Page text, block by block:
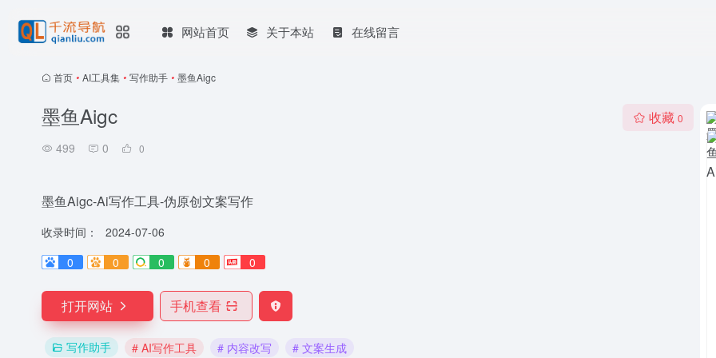
网站首页 关于本站 在线留言
首页 • AI工具集 • 写作助手 • 墨鱼Aigc
墨鱼Aigc
499 0 0
收藏 0
墨鱼Aigc-Ai写作工具-伪原创文案写作
收录时间：
2024-07-06
0
0 0 0 0
打开网站 手机查看
写作助手 # AI写作工具 # 内容改写 # 文案生成